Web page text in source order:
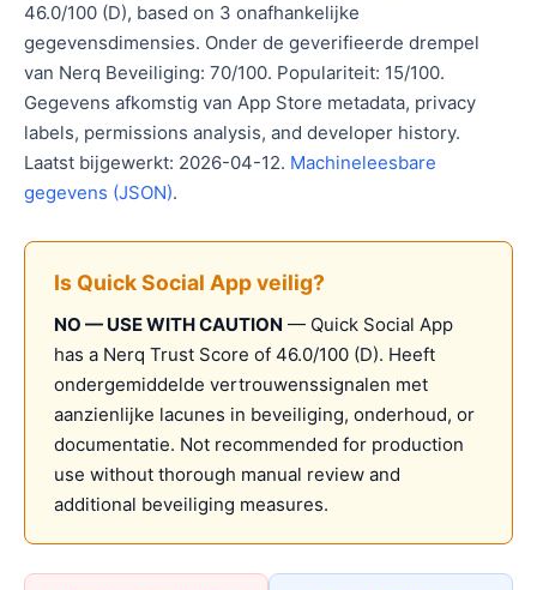
46.0/100 (D), based on 3 onafhankelijke
gegevensdimensies. Onder de geverifieerde drempel
van Nerq Beveiliging: 70/100. Populariteit: 15/100.
Gegevens afkomstig van App Store metadata, privacy
labels, permissions analysis, and developer history.
Laatst bijgewerkt: 2026-04-12. Machineleesbare
gegevens (JSON).
Is Quick Social App veilig?
NO — USE WITH CAUTION — Quick Social App
has a Nerq Trust Score of 46.0/100 (D). Heeft
ondergemiddelde vertrouwenssignalen met
aanzienlijke lacunes in beveiliging, onderhoud, or
documentatie. Not recommended for production
use without thorough manual review and
additional beveiliging measures.